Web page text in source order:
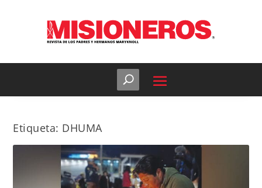
Etiqueta: DHUMA